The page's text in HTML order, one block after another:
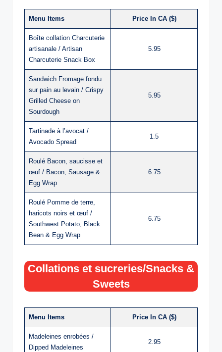
Menu Items Price In CA ($)
Boîte collation Charcuterie
artisanale / Artisan
Charcuterie Snack Box
5.95
Sandwich Fromage fondu
sur pain au levain / Crispy
Grilled Cheese on
Sourdough
5.95
Tartinade à l’avocat /
Avocado Spread
1.5
Roulé Bacon, saucisse et
œuf / Bacon, Sausage &
Egg Wrap
6.75
Roulé Pomme de terre,
haricots noirs et œuf /
Southwest Potato, Black
Bean & Egg Wrap
6.75
Collations et sucreries/Snacks &
Sweets
Menu Items Price In CA ($)
Madeleines enrobées /
Dipped Madeleines
2.95